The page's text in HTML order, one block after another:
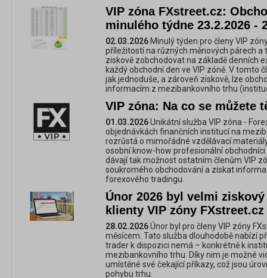
VIP zóna FXstreet.cz:
minulého týdne 23.2.2026 -
02.03.2026 Minulý týden pro členy VIP
příležitostí na různých měnových párech a
ziskově zobchodovat na základě denních
každý obchodní den ve VIP zóně. V tomto
jak jednoduše, a zároveň ziskově, lze
informacím z mezibankovního trhu
VIP zóna: Na co se můžete
01.03.2026Unikátní služba VIP zóna -
objednávkách finančních institucí na
rozrůstá o mimořádné vzdělávací
osobní know-how profesionální
dávají tak možnost ostatním členům VIP
soukromého obchodování a získat
forexového tradingu.
Únor 2026 byl velmi
klienty VIP zóny FXstreet.cz
28.02.2026Únor byl pro členy VIP zóny
měsícem. Tato služba dlouhodobě nabízí
trader k dispozici nemá – konkrétně k
mezibankovního trhu. Díky nim je možné
umístěné své čekající příkazy, což jsou
pohybu trhu.